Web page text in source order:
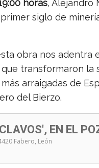
horas, Alejandro
primer siglo de
obra nos adentra
transformaron la
arraigadas de
del Bierzo.
EN EL
Fabero, León